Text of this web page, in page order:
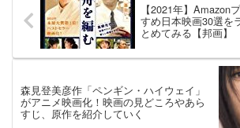
【2021年】Amazon
すめ日本映画30選を
とめてみる【邦画】
森見登美彦作「ペンギン・ハイウェイ」
がアニメ映画化！映画の見どころやあら
すじ、原作を紹介していく